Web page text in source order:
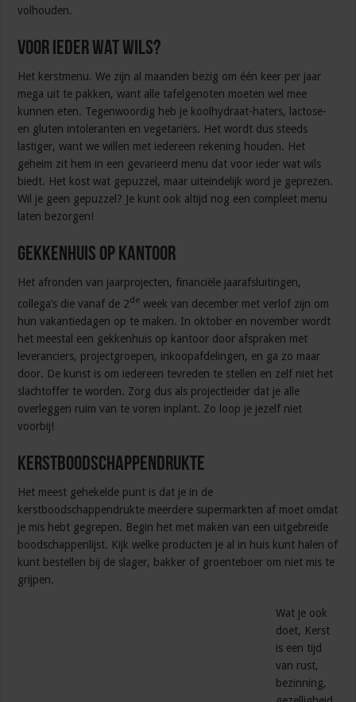
volhouden.
Voor ieder wat wils?
Het kerstmenu. We zijn al maanden bezig om één keer per jaar
mega uit te pakken, want alle tafelgenoten moeten wel mee
kunnen eten. Tegenwoordig heb je koolhydraat-haters, lactose-
en gluten intoleranten en vegetariërs. Het wordt dus steeds
lastiger, want we willen met iedereen rekening houden. Het
geheim zit hem in een gevarieerd menu dat voor ieder wat wils
biedt. Het kost wat gepuzzel, maar uiteindelijk word je geprezen.
Wil je geen gepuzzel? Je kunt ook altijd nog een compleet menu
laten bezorgen!
Gekkenhuis op kantoor
Het afronden van jaarprojecten, financiële jaarafsluitingen,
collega’s die vanaf de 2de week van december met verlof zijn om
hun vakantiedagen op te maken. In oktober en november wordt
het meestal een gekkenhuis op kantoor door afspraken met
leveranciers, projectgroepen, inkoopafdelingen, en ga zo maar
door. De kunst is om iedereen tevreden te stellen en zelf niet het
slachtoffer te worden. Zorg dus als projectleider dat je alle
overleggen ruim van te voren inplant. Zo loop je jezelf niet
voorbij!
Kerstboodschappendrukte
Het meest gehekelde punt is dat je in de
kerstboodschappendrukte meerdere supermarkten af moet omdat
je mis hebt gegrepen. Begin het met maken van een uitgebreide
boodschappenlijst. Kijk welke producten je al in huis kunt halen of
kunt bestellen bij de slager, bakker of groenteboer om niet mis te
grijpen.
Wat je ook
doet, Kerst
is een tijd
van rust,
bezinning,